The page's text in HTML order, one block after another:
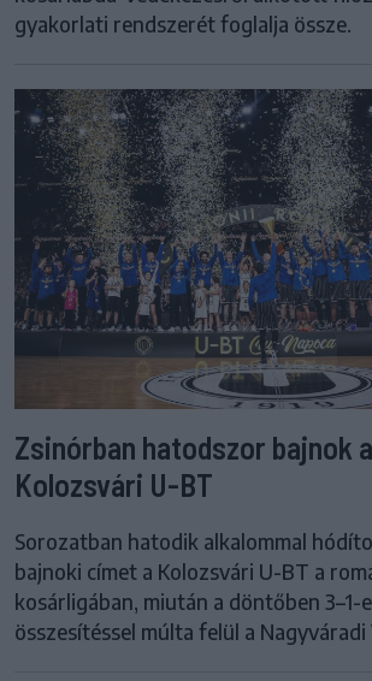
gyakorlati rendszerét foglalja össze.
Zsinórban hatodszor bajnok a
Kolozsvári U-BT
Sorozatban hatodik alkalommal
bajnoki címet a Kolozsvári U-BT a
kosárligában, miután a döntőben 3–1-
összesítéssel múlta felül a Nagyváradi